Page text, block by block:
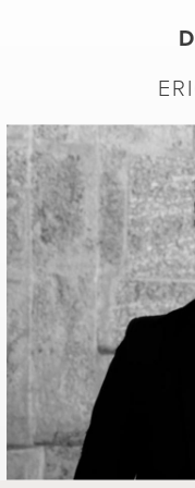
de chêne
chêne ton noir
son centre à
plat qui rigidifie
finitions au
Ceinture en
de chêne
noyer. Le pied
chêne ton noir
son centre à
plat qui
laisse
gauche).
laqué dans